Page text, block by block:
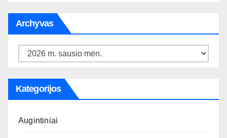
Archyvas
Archyvas
Kategorijos
Augintiniai